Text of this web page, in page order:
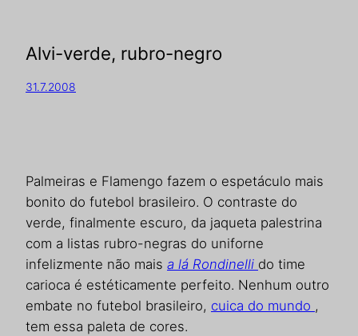
Alvi-verde, rubro-negro
31.7.2008
Palmeiras e Flamengo fazem o espetáculo mais
bonito do futebol brasileiro. O contraste do
verde, finalmente escuro, da jaqueta palestrina
com a listas rubro-negras do uniforne
infelizmente não mais a lá Rondinelli do time
carioca é estéticamente perfeito. Nenhum outro
embate no futebol brasileiro, cuica do mundo ,
tem essa paleta de cores.